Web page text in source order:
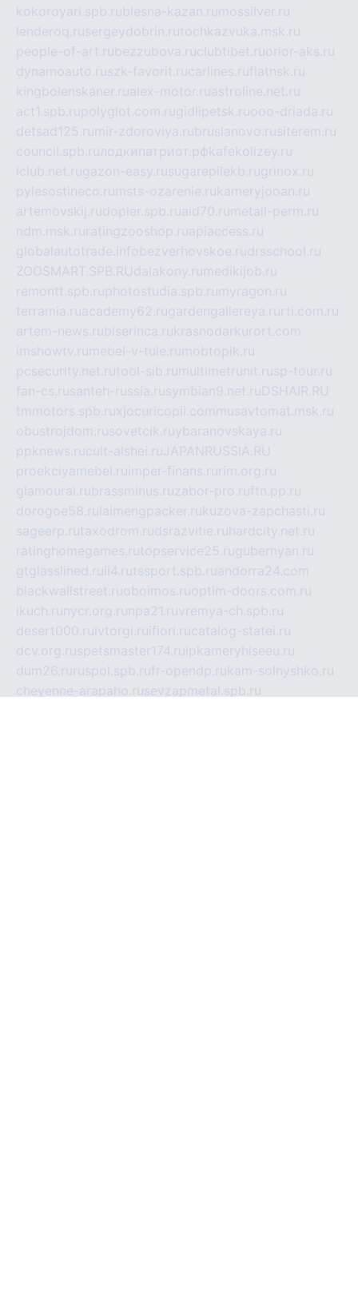
kokoroyari.spb.rublesna-kazan.ru mossilver.ru
lenderoq.rusergeydobrin.rutochkazvuka.msk.ru
people-of-art.rubezzubova.ruclubtibet.ruorior-aks.ru
dynamoauto.ruszk-favorit.rucarlines.ruflatnsk.ru
kingbolenskaner.rualex-motor.ruastroline.net.ru
act1.spb.rupolyglot.com.rugidlipetsk.ruooo-driada.ru
detsad125.ru mir-zdoroviya.rubruslanovo.rusiterem.ru
council.spb.ruлодкипатриот.рфkafekolizey.ru
iclub.net.rugazon-easy.rusugarepilekb.rugrinox.ru
pylesostineco.ru msts-ozarenie.rukameryjooan.ru
artemovskij.rudopler.spb.ruaid70.ru metall-perm.ru
ndm.msk.ru ratingzooshop.ruapiaccess.ru
globalautotrade.info bezverhovskoe.rudrsschool.ru
ZOOSMART.SPB.RUdalakony.ru medikijob.ru
remontt.spb.ruphotostudia.spb.ru myragon.ru
terramia.ruacademy62.rugardengallereya.ru rti.com.ru
artem-news.rubiserinca.rukrasnodarkurort.com
imshowtv.ru mebel-v-tule.ru mobtopik.ru
pcsecurity.net.rutool-sib.ru multimetrunit.rusp-tour.ru
fan-cs.rusanteh-russia.rusymbian9.net.ruDSHAIR.RU
tmmotors.spb.ruxjocuricopii.com musavtomat.msk.ru
obustrojdom.rusovetcik.ruybaranovskaya.ru
ppknews.rucult-alshei.ruJAPANRUSSIA.RU
proekciyamebel.ru imper-finans.ru rim.org.ru
glamourai.rubrassminus.ruzabor-pro.ruftn.pp.ru
dorogoe58.ru laimengpacker.rukuzova-zapchasti.ru
sageerp.rutaxodrom.rudsrazvitie.ru hardcity.net.ru
ratinghomegames.rutopservice25.rugubernyan.ru
gtglasslined.ru ii4.rutssport.spb.ruandorra24.com
blackwallstreet.ruoboimos.ruoptim-doors.com.ru
ikuch.ru nycr.org.ru npa21.ruvremya-ch.spb.ru
desert000.ru ivtorgi.ru ifiori.rucatalog-statei.ru
dcv.org.ruspetsmaster174.ru ipkameryhiseeu.ru
dum26.ru ruspol.spb.rufr-opendp.rukam-solnyshko.ru
cheyenne-arapaho.rusevzapmetal.spb.ru